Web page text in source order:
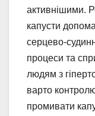
активнішими.
капусти
серцево-
процеси та
людям з
варто
промивати